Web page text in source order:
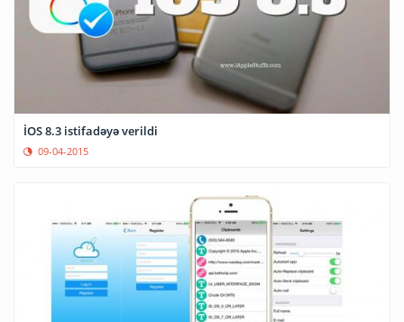
İOS 8.3 istifadəyə verildi
09-04-2015